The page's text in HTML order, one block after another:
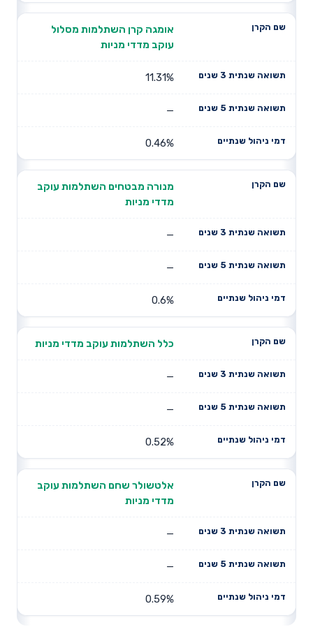
אומגה קרן השתלמות מסלול
עוקב מדדי מניות
11.31%
—
0.46%
מנורה מבטחים השתלמות עוקב
מדדי מניות
—
—
0.6%
כלל השתלמות עוקב מדדי מניות
—
—
0.52%
אלטשולר שחם השתלמות עוקב
מדדי מניות
—
—
0.59%